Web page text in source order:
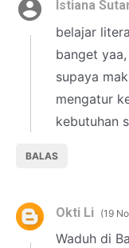
Istiana
belajar
banget
supaya
mengatur
kebutuhan
BALAS
Okti Li 19
Waduh di